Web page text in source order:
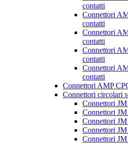
contatti
Connettori
contatti
Connettori
contatti
Connettori
contatti
Connettori
contatti
Connettori AMP
Connettori circolari
Connettori
Connettori
Connettori
Connettori
Connettori JM